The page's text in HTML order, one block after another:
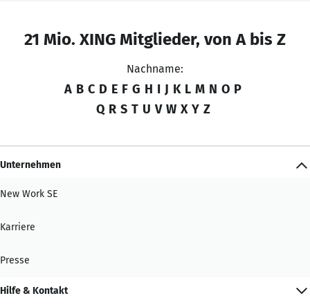
21 Mio. XING Mitglieder, von A bis Z
Nachname:
A B C D E F G H I J K L M N O P
Q R S T U V W X Y Z
Unternehmen
New Work SE
Karriere
Presse
Hilfe & Kontakt